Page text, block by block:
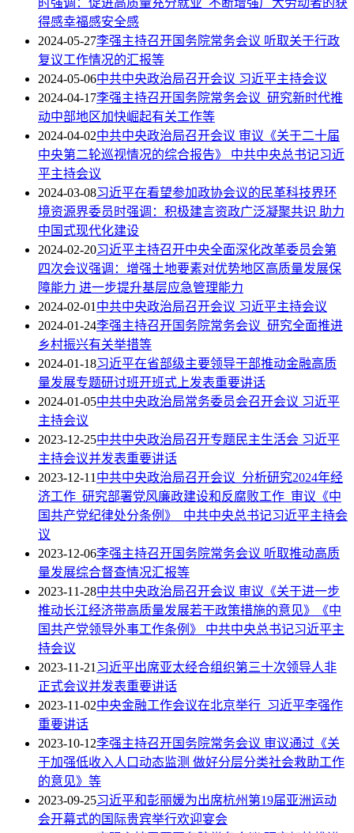
时强调：促进高质量充分就业 不断增强广大劳动者的获
得感幸福感安全感
2024-05-27李强主持召开国务院常务会议 听取关于行政
复议工作情况的汇报等
2024-05-06中共中央政治局召开会议 习近平主持会议
2024-04-17李强主持召开国务院常务会议 研究新时代推
动中部地区加快崛起有关工作等
2024-04-02中共中央政治局召开会议 审议《关于二十届
中央第二轮巡视情况的综合报告》 中共中央总书记习近
平主持会议
2024-03-08习近平在看望参加政协会议的民革科技界环
境资源界委员时强调：积极建言资政广泛凝聚共识 助力
中国式现代化建设
2024-02-20习近平主持召开中央全面深化改革委员会第
四次会议强调：增强土地要素对优势地区高质量发展保
障能力 进一步提升基层应急管理能力
2024-02-01中共中央政治局召开会议 习近平主持会议
2024-01-24李强主持召开国务院常务会议 研究全面推进
乡村振兴有关举措等
2024-01-18习近平在省部级主要领导干部推动金融高质
量发展专题研讨班开班式上发表重要讲话
2024-01-05中共中央政治局常务委员会召开会议 习近平
主持会议
2023-12-25中共中央政治局召开专题民主生活会 习近平
主持会议并发表重要讲话
2023-12-11中共中央政治局召开会议 分析研究2024年经
济工作 研究部署党风廉政建设和反腐败工作 审议《中
国共产党纪律处分条例》 中共中央总书记习近平主持会
议
2023-12-06李强主持召开国务院常务会议 听取推动高质
量发展综合督查情况汇报等
2023-11-28中共中央政治局召开会议 审议《关于进一步
推动长江经济带高质量发展若干政策措施的意见》《中
国共产党领导外事工作条例》 中共中央总书记习近平主
持会议
2023-11-21习近平出席亚太经合组织第三十次领导人非
正式会议并发表重要讲话
2023-11-02中央金融工作会议在北京举行 习近平李强作
重要讲话
2023-10-12李强主持召开国务院常务会议 审议通过《关
于加强低收入人口动态监测 做好分层分类社会救助工作
的意见》等
2023-09-25习近平和彭丽媛为出席杭州第19届亚洲运动
会开幕式的国际贵宾举行欢迎宴会